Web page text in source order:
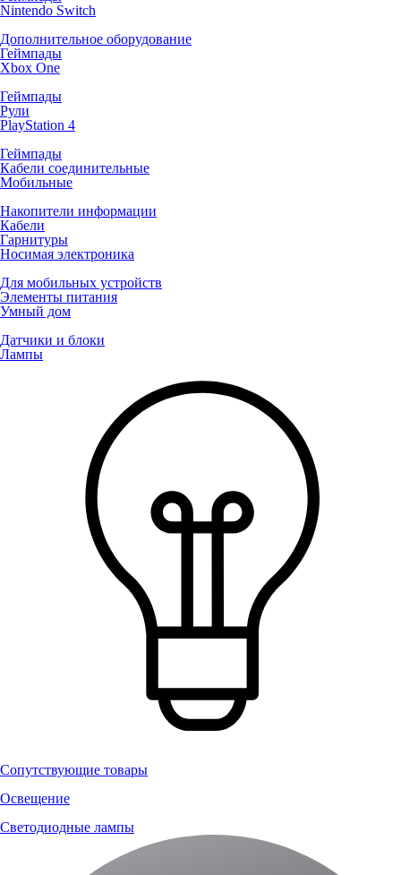
Nintendo Switch
Дополнительное оборудование
Геймпады
Xbox One
Геймпады
Рули
PlayStation 4
Геймпады
Кабели соединительные
Мобильные
Накопители информации
Кабели
Гарнитуры
Носимая электроника
Для мобильных устройств
Элементы питания
Умный дом
Датчики и блоки
Лампы
Сопутствующие товары
Освещение
Светодиодные лампы